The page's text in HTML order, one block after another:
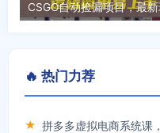
🔥 热门力荐
★